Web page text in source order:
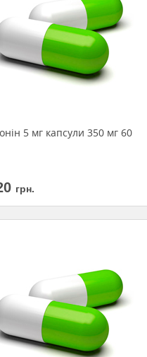
5 мг капсули 350 мг 60
грн.